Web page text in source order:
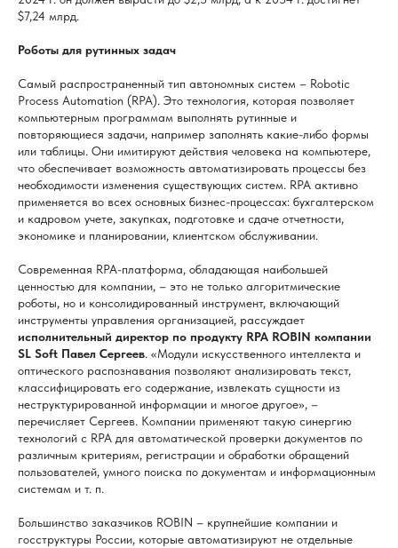
$7,24 млрд.
Роботы для рутинных задач
Самый распространенный тип автономных систем – Robotic
Process Automation (RPA). Это технология, которая позволяет
компьютерным программам выполнять рутинные и
повторяющиеся задачи, например заполнять какие-либо формы
или таблицы. Они имитируют действия человека на компьютере,
что обеспечивает возможность автоматизировать процессы без
необходимости изменения существующих систем. RPA активно
применяется во всех основных бизнес-процессах: бухгалтерском
и кадровом учете, закупках, подготовке и сдаче отчетности,
экономике и планировании, клиентском обслуживании.
Современная RPA-платформа, обладающая наибольшей
ценностью для компании, – это не только алгоритмические
роботы, но и консолидированный инструмент, включающий
инструменты управления организацией, рассуждает
исполнительный директор по продукту RPA ROBIN компании
SL Soft Павел Сергеев. «Модули искусственного интеллекта и
оптического распознавания позволяют анализировать текст,
классифицировать его содержание, извлекать сущности из
неструктурированной информации и многое другое», –
перечисляет Сергеев. Компании применяют такую синергию
технологий с RPA для автоматической проверки документов по
различным критериям, регистрации и обработки обращений
пользователей, умного поиска по документам и информационным
системам и т. п.
Большинство заказчиков ROBIN – крупнейшие компании и
госструктуры России, которые автоматизируют не отдельные